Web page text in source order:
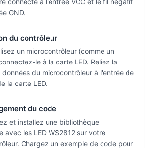
connecté à l'entrée VCC et le fil négatif
GND.
du contrôleur
un microcontrôleur (comme un
le à la carte LED. Reliez la
données du microcontrôleur à l'entrée de
la carte LED.
du code
et installez une bibliothèque
avec les LED WS2812 sur votre
Chargez un exemple de code pour